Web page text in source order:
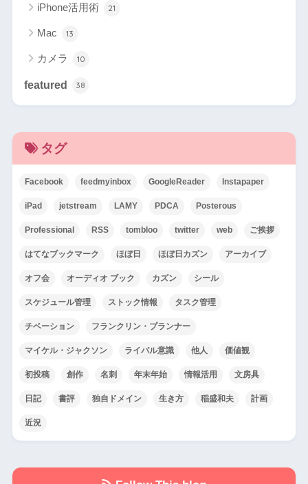
iPhone活用術 21
Mac 13
カメラ 10
featured 38
タグ
Facebook feedmyinbox GoogleReader Instapaper
iPad jetstream LAMY PDCA Posterous
Professional RSS tombloo twitter web ご挨拶
はてなブックマーク ほぼ日 ほぼ日カズン アーカイブ
オフ会 オーディオ ブック カズン シール
スケジュール管理 ストック情報 タスク管理
チベーション フランクリン・プランナー
マイケル・ジャクソン ライバル意識 他人 価値観
初投稿 創作 名刺 年末年始 情報活用 文房具
日記 書評 独自ドメイン 生き方 稲盛和夫 計画
近況